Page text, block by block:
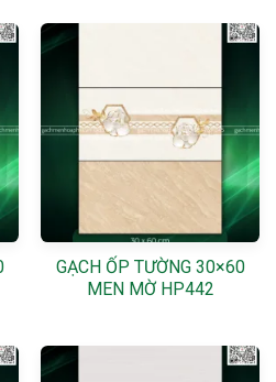
GẠCH ỐP TƯỜNG 30×60
MEN MỜ HP442